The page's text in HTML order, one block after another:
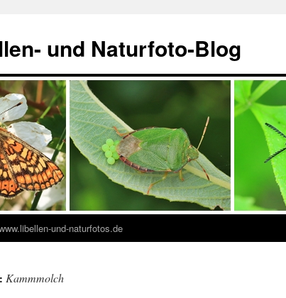
und Naturfoto-Blog
und-naturfotos.de
Kammmolch